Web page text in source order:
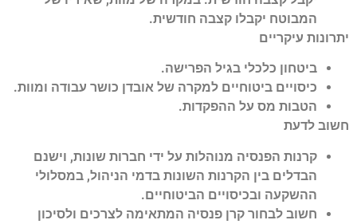
המבוטח יקבלו קצבה חודשית.
יתרונות עיקריים
ביטחון כלכלי בגיל הפרישה.
כיסויים ביטוחיים למקרה של אובדן כושר עבודה ומוות.
הטבות מס על ההפקדות.
חשוב לדעת
קרנות הפנסיה מנוהלות על ידי חברות שונות, וישנם
הבדלים בין הקרנות השונות בדמי הניהול, במסלולי
ההשקעה ובכיסויים הביטוחיים.
חשוב לבחור קרן פנסיה המתאימה לצרכים ולסיכון